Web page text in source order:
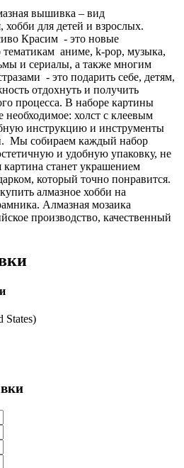
вышивка – вид
хобби для детей и взрослых.
Красим - это новые
аниме, k-pop, музыка,
и сериалы, а также многим
- это подарить себе, детям,
отдохнуть и получить
процесса. В наборе картины
холст с клеевым
инструкцию и инструменты
Мы собираем каждый набор
и удобную упаковку, не
станет украшением
который точно понравится.
алмазное хобби на
Алмазная мозаика
производство, качественный